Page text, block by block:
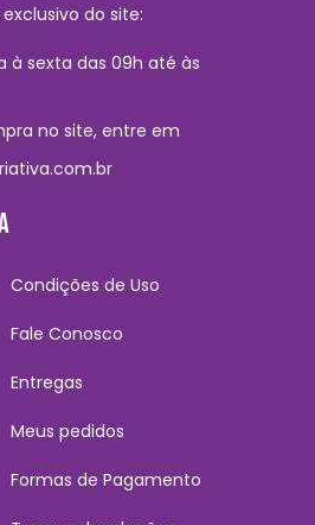
do site:
à sexta das 09h até às
no site, entre em
Condições de Uso
Fale Conosco
Entregas
Meus pedidos
Formas de Pagamento